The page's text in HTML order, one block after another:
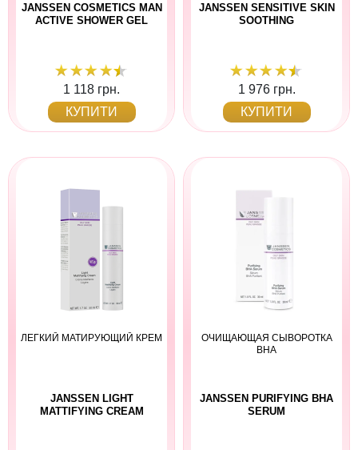
JANSSEN COSMETICS MAN
ACTIVE SHOWER GEL
1 118 грн.
КУПИТИ
JANSSEN SENSITIVE SKIN
SOOTHING
1 976 грн.
КУПИТИ
ЛЕГКИЙ МАТИРУЮЩИЙ КРЕМ
JANSSEN LIGHT
MATTIFYING CREAM
ОЧИЩАЮЩАЯ СЫВОРОТКА
BHA
JANSSEN PURIFYING BHA
SERUM